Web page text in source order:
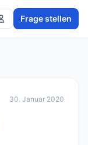
Frage stellen
30. Januar 2020